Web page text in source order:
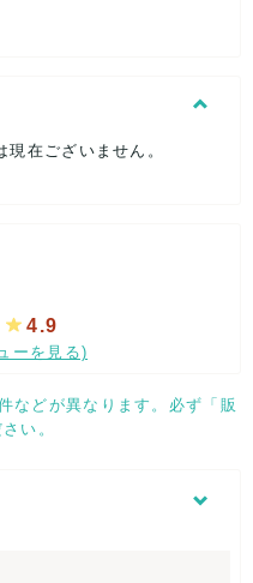
撮影しておりますので、
在ございません。
4.9
ーを見る)
などが異なります。必ず「販
い。